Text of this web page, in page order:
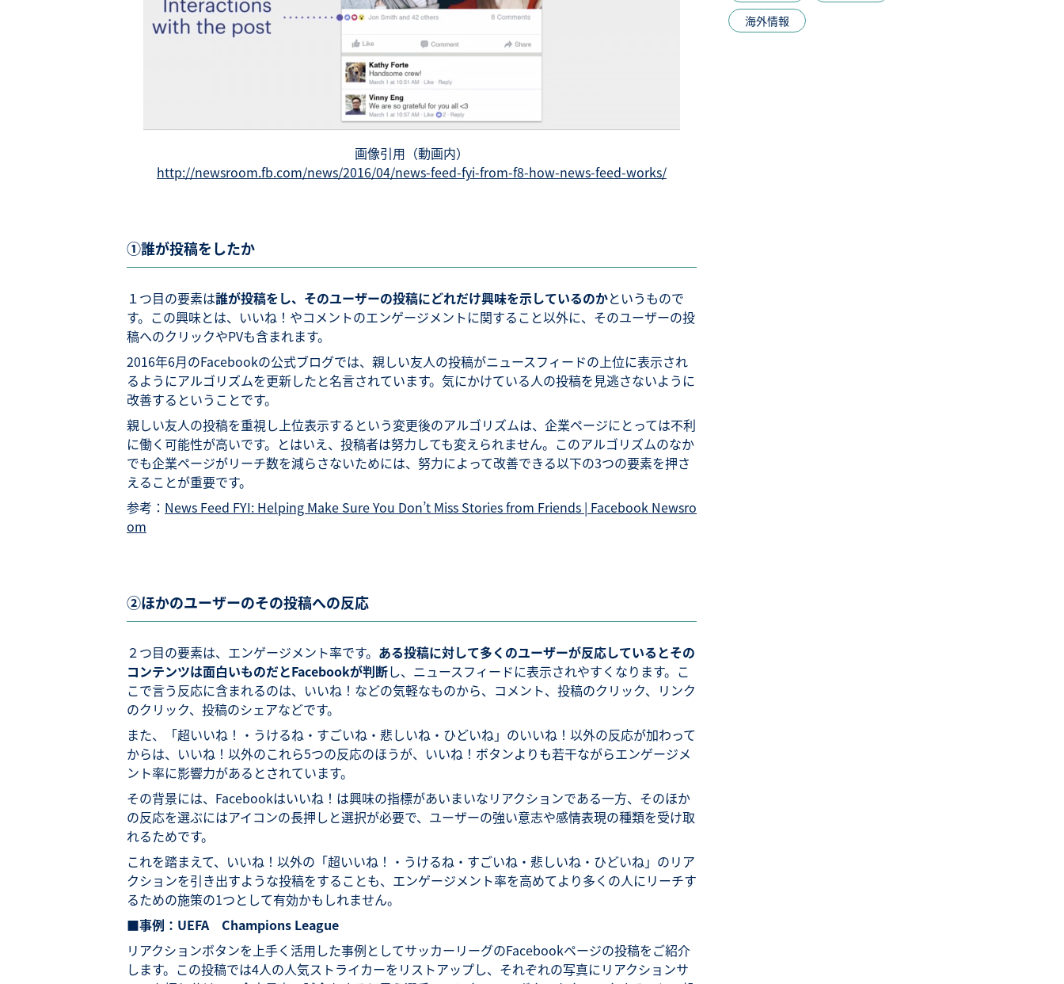
画像引用（動画内）
http://newsroom.fb.com/news/2016/04/news-feed-fyi-from-f8-how-news-feed-works/
①誰が投稿をしたか
１つ目の要素は誰が投稿をし、そのユーザーの投稿にどれだけ興味を示しているのかというもので
す。この興味とは、いいね！やコメントのエンゲージメントに関すること以外に、そのユーザーの投
稿へのクリックやPVも含まれます。
2016年6月のFacebookの公式ブログでは、親しい友人の投稿がニュースフィードの上位に表示され
るようにアルゴリズムを更新したと名言されています。気にかけている人の投稿を見逃さないように
改善するということです。
親しい友人の投稿を重視し上位表示するという変更後のアルゴリズムは、企業ページにとっては不利
に働く可能性が高いです。とはいえ、投稿者は努力しても変えられません。このアルゴリズムのなか
でも企業ページがリーチ数を減らさないためには、努力によって改善できる以下の3つの要素を押さ
えることが重要です。
参考： News Feed FYI: Helping Make Sure You Don’t Miss Stories from Friends | Facebook Newsro
om
②ほかのユーザーのその投稿への反応
２つ目の要素は、エンゲージメント率です。 ある投稿に対して多くのユーザーが反応しているとその
コンテンツは面白いものだとFacebookが判断し、ニュースフィードに表示されやすくなります。こ
こで言う反応に含まれるのは、いいね！などの気軽なものから、コメント、投稿のクリック、リンク
のクリック、投稿のシェアなどです。
また、「超いいね！・うけるね・すごいね・悲しいね・ひどいね」のいいね！以外の反応が加わって
からは、いいね！以外のこれら5つの反応のほうが、いいね！ボタンよりも若干ながらエンゲージメ
ント率に影響力があるとされています。
その背景には、Facebookはいいね！は興味の指標があいまいなリアクションである一方、そのほか
の反応を選ぶにはアイコンの長押しと選択が必要で、ユーザーの強い意志や感情表現の種類を受け取
れるためです。
これを踏まえて、いいね！以外の「超いいね！・うけるね・すごいね・悲しいね・ひどいね」のリア
クションを引き出すような投稿をすることも、エンゲージメント率を高めてより多くの人にリーチす
るための施策の1つとして有効かもしれません。
■事例：UEFA Champions League
リアクションボタンを上手く活用した事例としてサッカーリーグのFacebookページの投稿をご紹介
します。この投稿では4人の人気ストライカーをリストアップし、それぞれの写真にリアクションサ
海外情報